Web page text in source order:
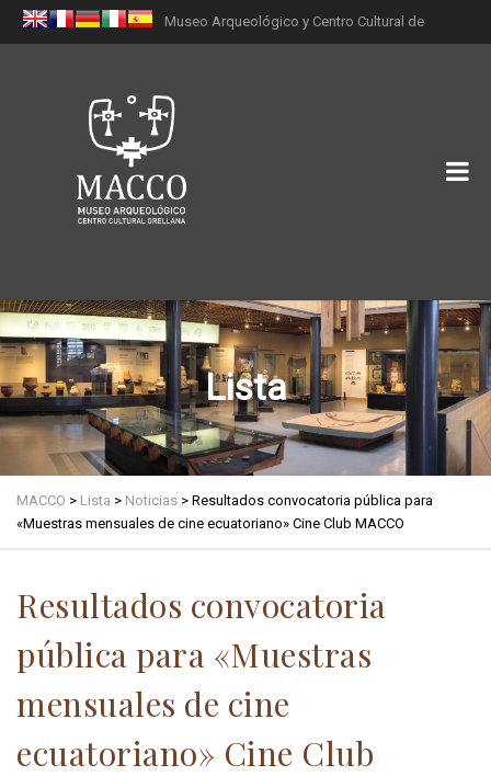
Museo Arqueológico y Centro Cultural de
Lista
MACCO > Lista > Noticias > Resultados convocatoria pública para
«Muestras mensuales de cine ecuatoriano» Cine Club MACCO
Resultados convocatoria
pública para «Muestras
mensuales de cine
ecuatoriano» Cine Club